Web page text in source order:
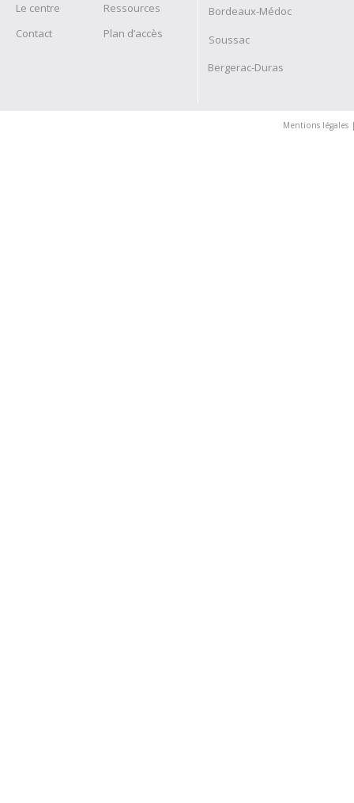
Le centre
Ressources
Contact
Plan d’accès
Bordeaux-Médoc
Soussac
Bergerac-Duras
Mentions légales